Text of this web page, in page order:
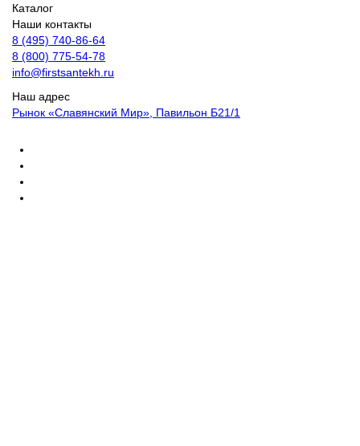
Каталог
Наши контакты
8 (495) 740-86-64
8 (800) 775-54-78
info@firstsantekh.ru
Наш адрес
Рынок «Славянский Мир», Павильон Б21/1